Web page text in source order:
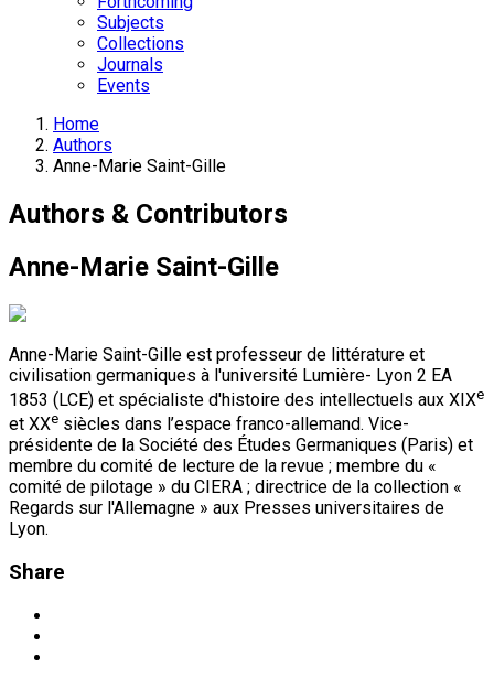
Subjects
Collections
Journals
Events
Home
Authors
Anne-Marie Saint-Gille
Authors & Contributors
Anne-Marie Saint-Gille
Anne-Marie Saint-Gille est professeur de littérature et
civilisation germaniques à l'université Lumière- Lyon 2 EA
1853 (LCE) et spécialiste d'histoire des intellectuels aux XIXe
et XXe siècles dans l’espace franco-allemand. Vice-
présidente de la Société des Études Germaniques (Paris) et
membre du comité de lecture de la revue ; membre du «
comité de pilotage » du CIERA ; directrice de la collection «
Regards sur l'Allemagne » aux Presses universitaires de
Lyon.
Share